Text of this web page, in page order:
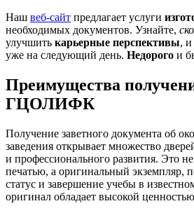
Наш веб-сайт предлагает услуги
необходимых документов. Узнайте,
улучшить карьерные перспективы, и
уже на следующий день. Недорого и
Преимущества
ГЦОЛИФК
Получение заветного документа об
заведения открывает множество
и профессионального развития. Это
печатью, а оригинальный экземпляр,
статус и завершение учебы в
оригинал обладает высокой